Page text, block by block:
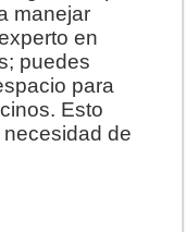
manejar
en
puedes
para
Esto
de